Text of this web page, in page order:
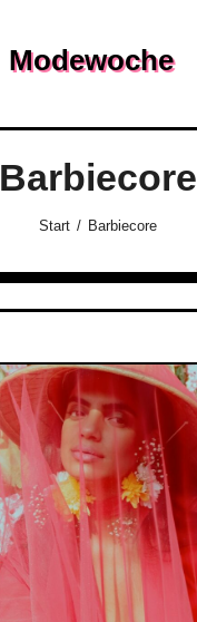
Modewoche
Barbiecore
Start Barbiecore